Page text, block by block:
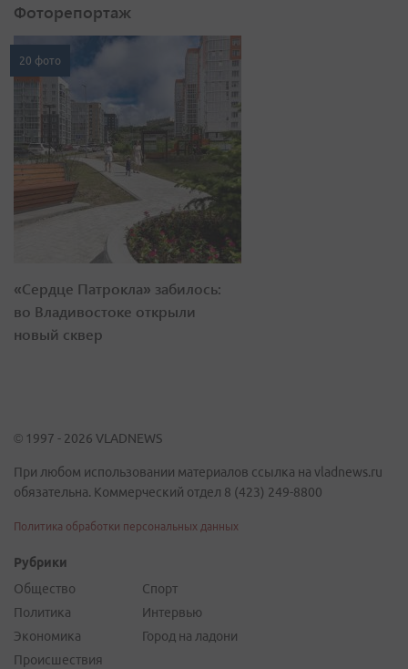
Фоторепортаж
20 фото
«Сердце Патрокла» забилось:
во Владивостоке открыли
новый сквер
© 1997 - 2026 VLADNEWS
При любом использовании материалов ссылка на vladnews.ru
обязательна. Коммерческий отдел 8 (423) 249-8800
Политика обработки персональных данных
Рубрики
Общество
Политика
Экономика
Происшествия
Спорт
Интервью
Город на ладони